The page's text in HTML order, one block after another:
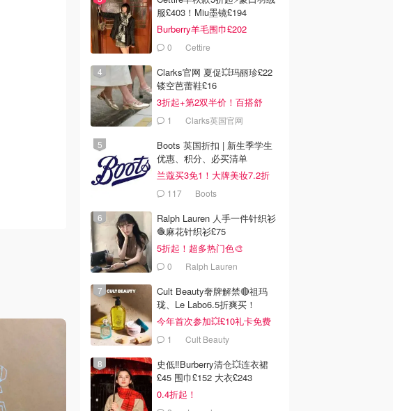
服£403！Miu墨镜£194
Burberry羊毛围巾£202
0 Cettire
Clarks官网 夏促💥玛丽珍£22
镂空芭蕾鞋£16
3折起+第2双半价！百搭舒
服！1 Clarks英国官网
Boots 英国折扣 | 新生季学生
优惠、积分、必买清单
兰蔻买3免1！大牌美妆7.2折
117 Boots
Ralph Lauren 人手一件针织衫
🧶麻花针织衫£75
5折起！超多热门色🎨
0 Ralph Lauren
Cult Beauty奢牌解禁🔴祖玛
珑、Le Labo6.5折爽买！
今年首次参加💥£10礼卡免费
拿 1 Cult Beauty
史低‼️Burberry清仓💥连衣裙
£45 围巾£152 大衣£243
0.4折起！